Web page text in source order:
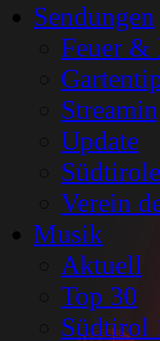
Sendungen
Feuer &
Update
Verein
Musik
Aktuell
Top 30
Südtirol